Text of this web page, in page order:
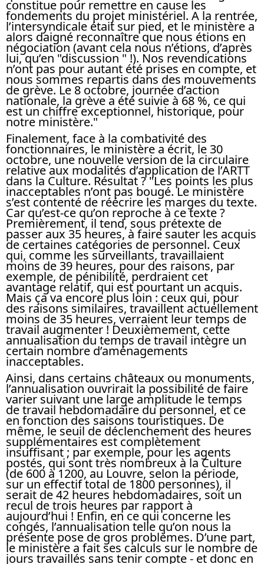
constitue pour remettre en cause les
fondements du projet ministériel. A la rentrée,
l’intersyndicale était sur pied, et le ministère a
alors daigné reconnaître que nous étions en
négociation (avant cela nous n’étions, d’après
lui, qu’en "discussion " !). Nos revendications
n’ont pas pour autant été prises en compte, et
nous sommes repartis dans des mouvements
de grève. Le 8 octobre, journée d’action
nationale, la grève a été suivie à 68 %, ce qui
est un chiffre exceptionnel, historique, pour
notre ministère."
Finalement, face à la combativité des
fonctionnaires, le ministère a écrit, le 30
octobre, une nouvelle version de la circulaire
relative aux modalités d’application de l’ARTT
dans la Culture. Résultat ? "Les points les plus
inacceptables n’ont pas bougé. Le ministère
s’est contenté de réécrire les marges du texte.
Car qu’est-ce qu’on reproche à ce texte ?
Premièrement, il tend, sous prétexte de
passer aux 35 heures, à faire sauter les acquis
de certaines catégories de personnel. Ceux
qui, comme les surveillants, travaillaient
moins de 39 heures, pour des raisons, par
exemple, de pénibilité, perdraient cet
avantage relatif, qui est pourtant un acquis.
Mais ça va encore plus loin : ceux qui, pour
des raisons similaires, travaillent actuellement
moins de 35 heures, verraient leur temps de
travail augmenter ! Deuxièmement, cette
annualisation du temps de travail intègre un
certain nombre d’aménagements
inacceptables.
Ainsi, dans certains châteaux ou monuments,
l’annualisation ouvrirait la possibilité de faire
varier suivant une large amplitude le temps
de travail hebdomadaire du personnel, et ce
en fonction des saisons touristiques. De
même, le seuil de déclenchement des heures
supplémentaires est complètement
insuffisant ; par exemple, pour les agents
postés, qui sont très nombreux à la Culture
(de 600 à 1200, au Louvre, selon la période,
sur un effectif total de 1800 personnes), il
serait de 42 heures hebdomadaires, soit un
recul de trois heures par rapport à
aujourd’hui ! Enfin, en ce qui concerne les
congés, l’annualisation telle qu’on nous la
présente pose de gros problèmes. D’une part,
le ministère a fait ses calculs sur le nombre de
jours travaillés sans tenir compte - et donc en